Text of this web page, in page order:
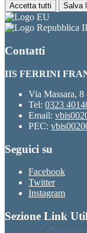
Accetta tutti Salva
Contatti
IIS FERRINI
Via Massara,
Tel: 0323
Email:
PEC:
Seguici su
Facebook
Twitter
Instagram
Sezione Link